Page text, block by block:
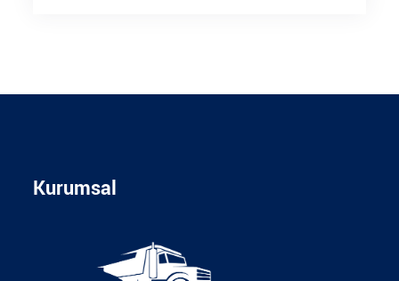
Kurumsal